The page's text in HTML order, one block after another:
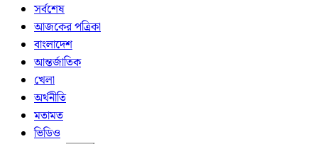
সর্বশেষ
আজকের পত্রিকা
বাংলাদেশ
আন্তর্জাতিক
খেলা
অর্থনীতি
মতামত
ভিডিও